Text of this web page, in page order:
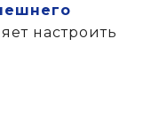
настроить